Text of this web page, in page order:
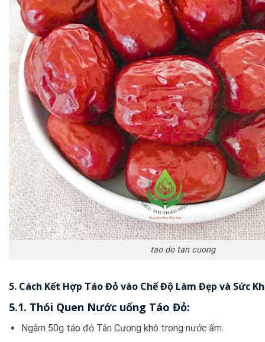
tao do tan cuong
5. Cách Kết Hợp Táo Đỏ vào Chế Độ Làm Đẹp và Sức
5.1. Thói Quen Nước uống Táo Đỏ:
Ngâm 50g táo đỏ Tân Cương khô trong nước ấm.